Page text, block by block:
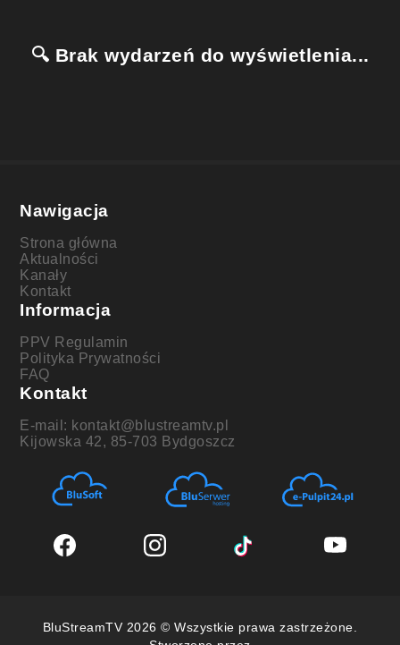
🔍 Brak wydarzeń do wyświetlenia...
Nawigacja
Strona główna
Aktualności
Kanały
Kontakt
Informacja
PPV Regulamin
Polityka Prywatności
FAQ
Kontakt
E-mail: kontakt@blustreamtv.pl
Kijowska 42, 85-703 Bydgoszcz
BluStreamTV 2026 © Wszystkie prawa zastrzeżone.